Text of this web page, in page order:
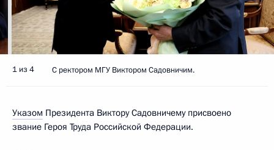
1 из 4 С ректором МГУ Виктором Садовничим.
Указом Президента Виктору Садовничему присвоено
звание Героя Труда Российской Федерации.